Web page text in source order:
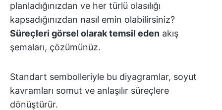
planladığınızdan ve her türlü olasılığı
kapsadığınızdan nasıl emin olabilirsiniz?
Süreçleri görsel olarak temsil eden akış
şemaları, çözümünüz.
Standart sembolleriyle bu diyagramlar, soyut
kavramları somut ve anlaşılır süreçlere
dönüştürür.